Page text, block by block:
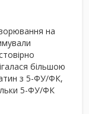
на
більшою
з 5-ФУ/ФК,
5-ФУ/ФК